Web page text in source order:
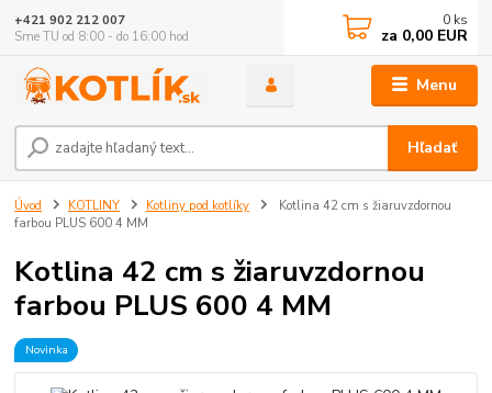
Menu
Hľadať
+421 902 212 007
Sme TU od 8:00 - do 16:00 hod
0 ks
za 0,00 EUR
Úvod KOTLINY Kotliny pod kotlíky
Kotlina 42 cm s žiaruvzdornou
farbou PLUS 600 4 MM
Kotlina 42 cm s žiaruvzdornou
farbou PLUS 600 4 MM
Novinka